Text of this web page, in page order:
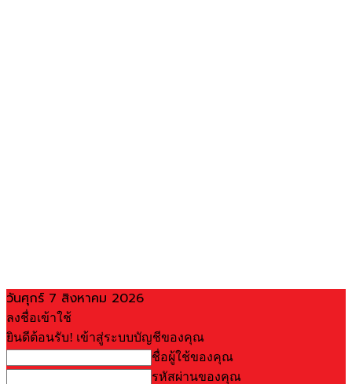
วันศุกร์ 7 สิงหาคม 2026
ลงชื่อเข้าใช้
ยินดีต้อนรับ! เข้าสู่ระบบบัญชีของคุณ
ชื่อผู้ใช้ของคุณ
รหัสผ่านของคุณ